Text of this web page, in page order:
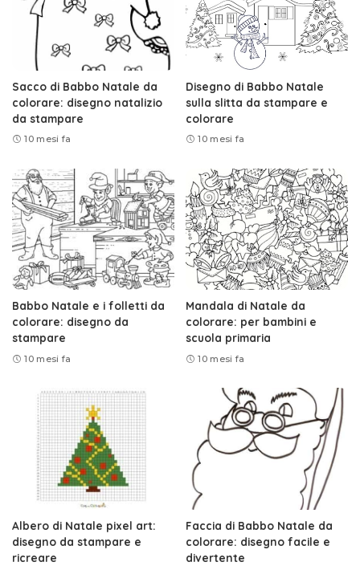
Sacco di Babbo Natale da
colorare: disegno natalizio
da stampare
10 mesi fa
Disegno di Babbo Natale
sulla slitta da stampare e
colorare
10 mesi fa
Babbo Natale e i folletti da
colorare: disegno da
stampare
10 mesi fa
Mandala di Natale da
colorare: per bambini e
scuola primaria
10 mesi fa
Albero di Natale pixel art:
disegno da stampare e
ricreare
Faccia di Babbo Natale da
colorare: disegno facile e
divertente